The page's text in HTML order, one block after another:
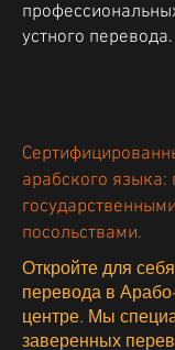
устного перевода.
арабского языка:
посольствами.
Откройте для
перевода в
центре. Мы
заверенных